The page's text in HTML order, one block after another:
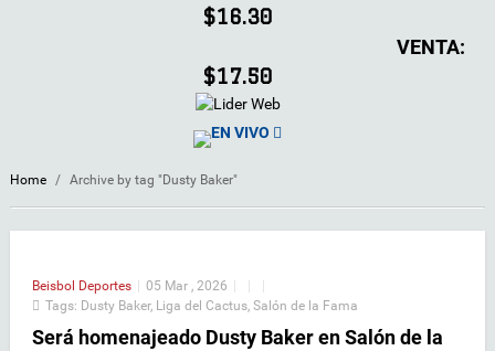
$16.30
VENTA:
$17.50
EN VIVO
Home / Archive by tag "Dusty Baker"
Beisbol Deportes | 05 Mar , 2026 | |
|
Tags: Dusty Baker, Liga del Cactus Salón de la Fama
Será homenajeado Dusty Baker en Salón de la